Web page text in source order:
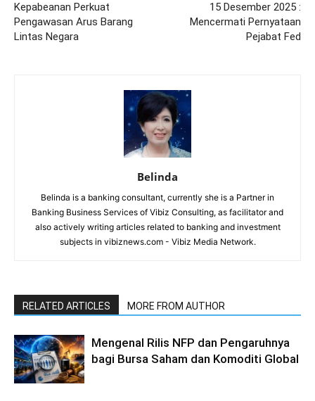
Kepabeanan Perkuat
Pengawasan Arus Barang
Lintas Negara
15 Desember 2025 :
Mencermati Pernyataan
Pejabat Fed
Belinda
Belinda is a banking consultant, currently she is a Partner in
Banking Business Services of Vibiz Consulting, as facilitator and
also actively writing articles related to banking and investment
subjects in vibiznews.com - Vibiz Media Network.
RELATED ARTICLES MORE FROM AUTHOR
Mengenal Rilis NFP dan Pengaruhnya
bagi Bursa Saham dan Komoditi Global